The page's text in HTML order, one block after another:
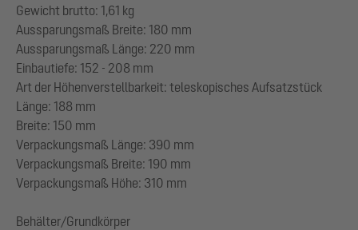
Gewicht brutto: 1,61 kg
Aussparungsmaß Breite: 180 mm
Aussparungsmaß Länge: 220 mm
Einbautiefe: 152 - 208 mm
Art der Höhenverstellbarkeit: teleskopisches Aufsatzstück
Länge: 188 mm
Breite: 150 mm
Verpackungsmaß Länge: 390 mm
Verpackungsmaß Breite: 190 mm
Verpackungsmaß Höhe: 310 mm
Behälter/Grundkörper